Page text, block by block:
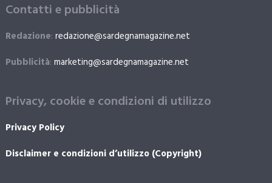
Contatti e pubblicità
Redazione: redazione@sardegnamagazine.net
Pubblicità: marketing@sardegnamagazine.net
Privacy, cookie e condizioni di utilizzo
Privacy Policy
Disclaimer e condizioni d’utilizzo (Copyright)